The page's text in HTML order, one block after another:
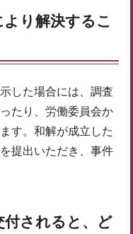
り解決するこ
した場合には、調査
たり、労働委員会か
す。和解が成立した
提出いただき、事件
されると、ど